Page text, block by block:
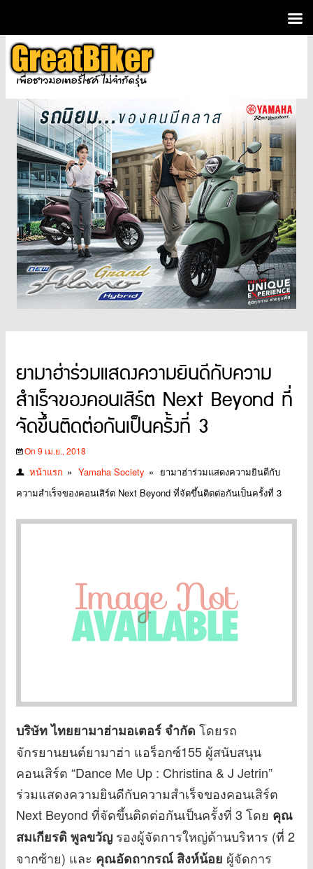
ยามาฮ่าร่วมแสดงความยินดีกับความ
สำเร็จของคอนเสิร์ต Next Beyond ที่
จัดขึ้นติดต่อกันเป็นครั้งที่ 3
On 9 เม.ย., 2018
หน้าแรก » Yamaha Society » ยามาฮ่าร่วมแสดงความยินดีกับ
ความสำเร็จของคอนเสิร์ต Next Beyond ที่จัดขึ้นติดต่อกันเป็นครั้งที่ 3
บริษัท ไทยยามาฮ่ามอเตอร์ จำกัด โดยรถ
จักรยานยนต์ยามาฮ่า แอร็อกซ์155 ผู้สนับสนุน
คอนเสิร์ต “Dance Me Up : Christina & J Jetrin”
ร่วมแสดงความยินดีกับความสำเร็จของคอนเสิร์ต
Next Beyond ที่จัดขึ้นติดต่อกันเป็นครั้งที่ 3 โดย คุณ
สมเกียรติ พูลขวัญ รองผู้จัดการใหญ่ด้านบริหาร (ที่ 2
จากซ้าย) และ คุณอัดถากรณ์ สิงห์น้อย ผู้จัดการ